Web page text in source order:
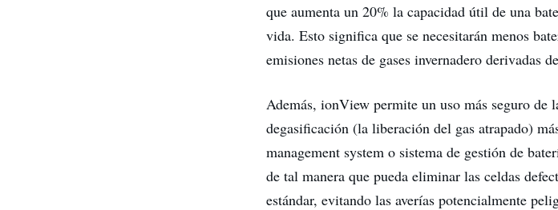
que aumenta un 20% la capacidad útil de una
vida. Esto significa que se necesitarán menos
emisiones netas de gases invernadero derivadas
Además, ionView permite un uso más seguro de
degasificación (la liberación del gas atrapado)
management system o sistema de gestión de
de tal manera que pueda eliminar las celdas
estándar, evitando las averías potencialmente